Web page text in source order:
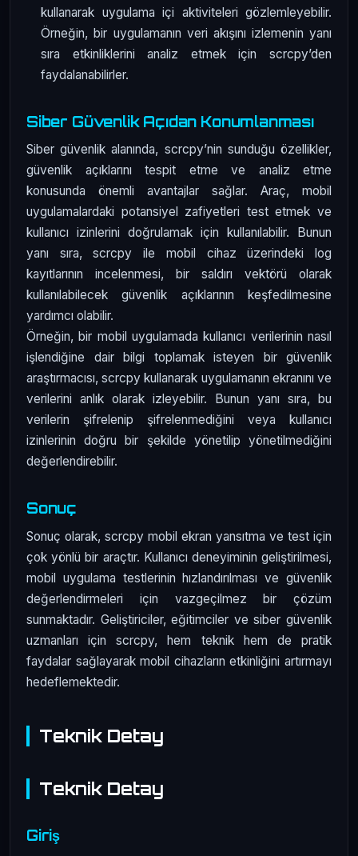
kullanarak uygulama içi aktiviteleri gözlemleyebilir.
Örneğin, bir uygulamanın veri akışını izlemenin yanı
sıra etkinliklerini analiz etmek için scrcpy’den
faydalanabilirler.
Siber Güvenlik Açıdan Konumlanması
Siber güvenlik alanında, scrcpy’nin sunduğu özellikler,
güvenlik açıklarını tespit etme ve analiz etme
konusunda önemli avantajlar sağlar. Araç, mobil
uygulamalardaki potansiyel zafiyetleri test etmek ve
kullanıcı izinlerini doğrulamak için kullanılabilir. Bunun
yanı sıra, scrcpy ile mobil cihaz üzerindeki log
kayıtlarının incelenmesi, bir saldırı vektörü olarak
kullanılabilecek güvenlik açıklarının keşfedilmesine
yardımcı olabilir.
Örneğin, bir mobil uygulamada kullanıcı verilerinin nasıl
işlendiğine dair bilgi toplamak isteyen bir güvenlik
araştırmacısı, scrcpy kullanarak uygulamanın ekranını ve
verilerini anlık olarak izleyebilir. Bunun yanı sıra, bu
verilerin şifrelenip şifrelenmediğini veya kullanıcı
izinlerinin doğru bir şekilde yönetilip yönetilmediğini
değerlendirebilir.
Sonuç
Sonuç olarak, scrcpy mobil ekran yansıtma ve test için
çok yönlü bir araçtır. Kullanıcı deneyiminin geliştirilmesi,
mobil uygulama testlerinin hızlandırılması ve güvenlik
değerlendirmeleri için vazgeçilmez bir çözüm
sunmaktadır. Geliştiriciler, eğitimciler ve siber güvenlik
uzmanları için scrcpy, hem teknik hem de pratik
faydalar sağlayarak mobil cihazların etkinliğini artırmayı
hedeflemektedir.
Teknik Detay
Teknik Detay
Giriş